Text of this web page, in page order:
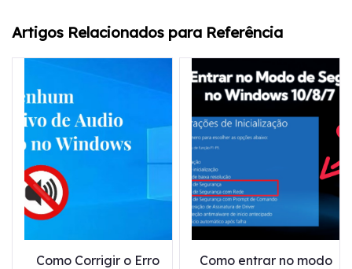
Artigos Relacionados para Referência
Como Corrigir o Erro
Como entrar no modo